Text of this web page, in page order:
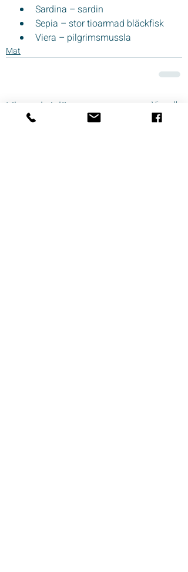
Sardina – sardin
Sepia – stor tioarmad bläckfisk
Viera – pilgrimsmussla
Mat
Liknande inlägg Visa alla